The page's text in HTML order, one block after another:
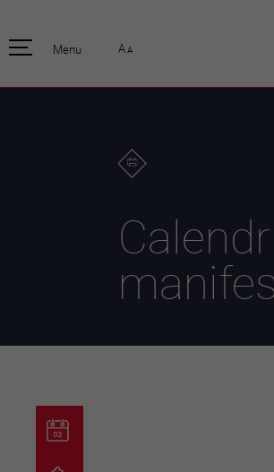
Enfants et écoliers
Formation
environnement
Informations parcelles
Guichet virtuel
Annuaire communal
Menu A A